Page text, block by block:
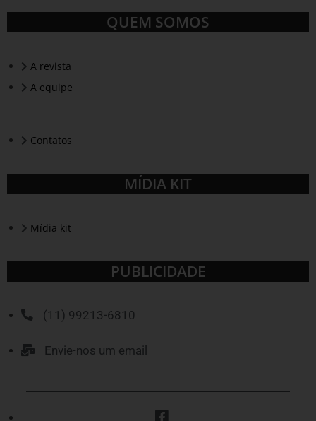
QUEM SOMOS
A revista
A equipe
Contatos
MÍDIA KIT
Mídia kit
PUBLICIDADE
(11) 99213-6810
Envie-nos um email